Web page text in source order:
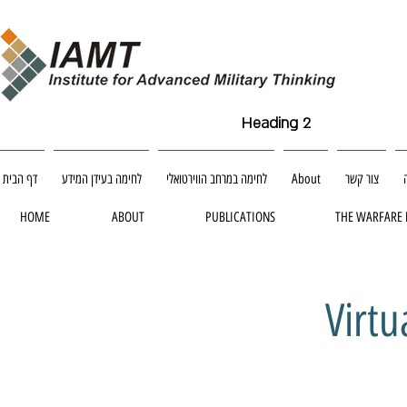
דף הבית לחימה בעידן המידע לחימה במרחב הווירטואלי About צור קשר
Heading 2
HOME ABOUT PUBLICATIONS THE